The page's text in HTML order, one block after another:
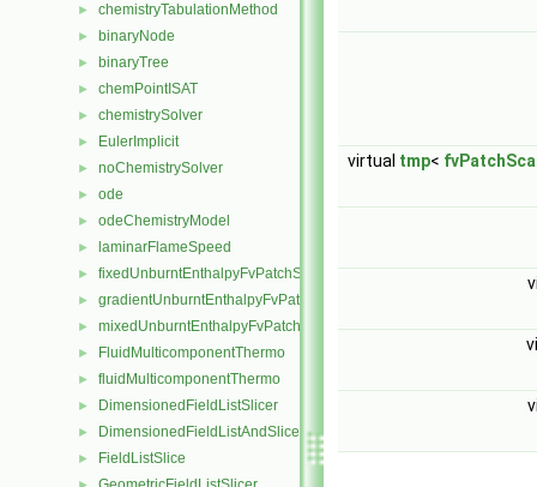
► chemistryTabulationMethod
► binaryNode
► binaryTree
► chemPointISAT
► chemistrySolver
► EulerImplicit
► noChemistrySolver
► ode
► odeChemistryModel
► laminarFlameSpeed
► fixedUnburntEnthalpyFvPatchScalarField
► gradientUnburntEnthalpyFvPatchScalarField
► mixedUnburntEnthalpyFvPatchScalarField
► FluidMulticomponentThermo
► fluidMulticomponentThermo
► DimensionedFieldListSlicer
► DimensionedFieldListAndSlicer
► FieldListSlice
virtual tmp<